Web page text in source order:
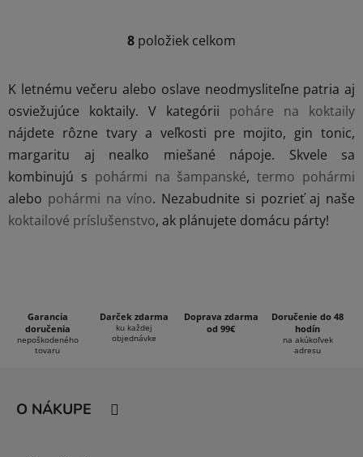
O
l
á
d
a
c
i
e
p
r
ý
8 položiek celkom
K letnému večeru alebo oslave neodmysliteľne patria aj
osviežujúce koktaily. V kategórii poháre na koktaily
nájdete rôzne tvary a veľkosti pre mojito, gin tonic,
margaritu aj nealko miešané nápoje. Skvele sa
kombinujú s pohármi na šampanské,termo pohármi
alebo pohármi na víno. Nezabudnite si pozrieť aj naše
koktailové príslušenstvo, ak plánujete domácu párty!
Garancia
doručenia
nepoškodeného
tovaru
Darček zdarma
ku každej
objednávke
Doprava zdarma
od 99€
Doručenie do 48
hodín
na akúkoľvek
adresu
O NÁKUPE